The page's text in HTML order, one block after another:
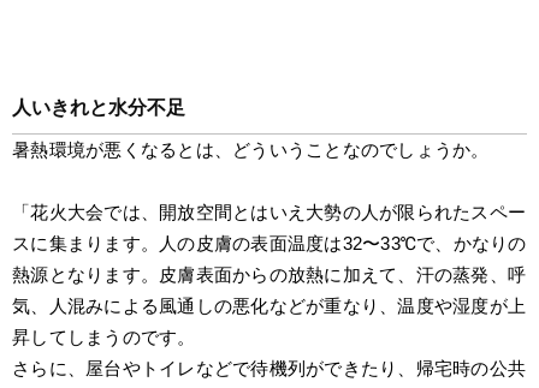
人いきれと水分不足
暑熱環境が悪くなるとは、どういうことなのでしょうか。
「花火大会では、開放空間とはいえ大勢の人が限られたスペー
スに集まります。人の皮膚の表面温度は32〜33℃で、かなりの
熱源となります。皮膚表面からの放熱に加えて、汗の蒸発、呼
気、人混みによる風通しの悪化などが重なり、温度や湿度が上
昇してしまうのです。
さらに、屋台やトイレなどで待機列ができたり、帰宅時の公共